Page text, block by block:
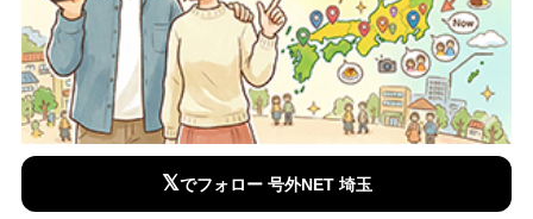
𝕏でフォロー 号外NET 埼玉